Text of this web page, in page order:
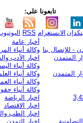
تابعونا على:
RSS الانستغرام
- للإتصال بنا
المتمدن
المتمدن
أخبار عامة
وكالة أنباء
اخبار الأدب
وكالة أنباء
وكالة أنباء
وكالة أنباء
وكالة أنباء
اخبار الرياضة
اخبار الاقتصاد
اخبار الطب
اخبار التمدن